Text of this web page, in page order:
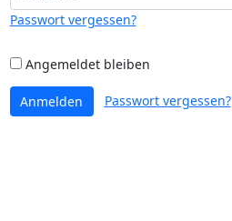
Passwort vergessen?
Angemeldet bleiben
Anmelden Passwort vergessen?